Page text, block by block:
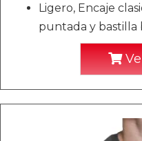
Ligero, Encaje
puntada y bastilla